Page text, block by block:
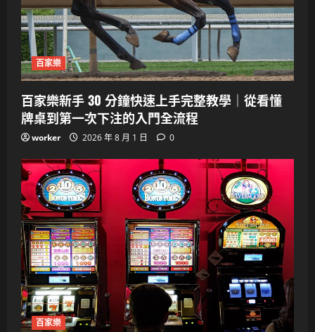
百家樂
百家樂新手 30 分鐘快速上手完整教學｜從看懂
牌桌到第一次下注的入門全流程
worker 2026 年 8 月 1 日 0
百家樂